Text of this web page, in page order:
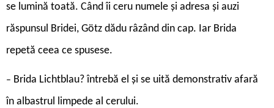
se lumină toată. Când îi ceru numele și adresa și auzi
răspunsul Bridei, Götz dădu râzând din cap. Iar Brida
repetă ceea ce spusese.
– Brida Lichtblau? întrebă el și se uită demonstrativ afară
în albastrul limpede al cerului.